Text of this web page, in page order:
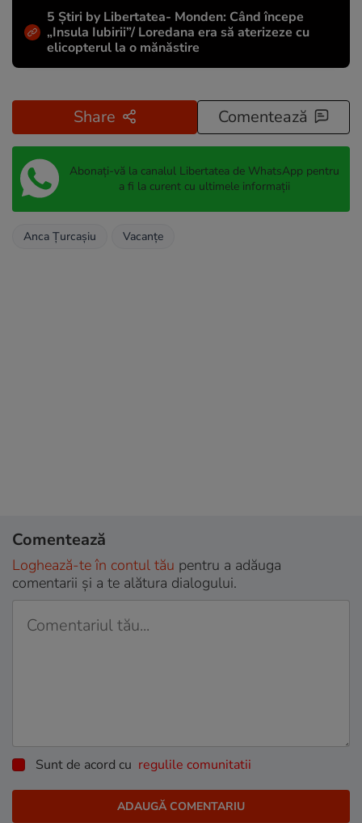
5 Știri by Libertatea- Monden: Când începe
„Insula Iubirii”/ Loredana era să aterizeze cu
elicopterul la o mănăstire
Share Comentează
Abonați-vă la canalul Libertatea de WhatsApp pentru
a fi la curent cu ultimele informații
Anca Țurcașiu Vacanțe
Comentează
Loghează-te în contul tău pentru a adăuga
comentarii și a te alătura dialogului.
Sunt de acord cu regulile comunitatii